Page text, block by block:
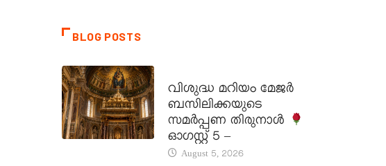
BLOG POSTS
വിശുദ്ധ മറിയം മേജർ
ബസിലിക്കയുടെ
സമർപ്പണ തിരുനാൾ
ഓഗസ്റ്റ് 5 –
August 5, 2026